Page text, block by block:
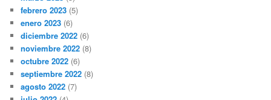
febrero 2023 (5)
enero 2023 (6)
diciembre 2022 (6)
noviembre 2022 (8)
octubre 2022 (6)
septiembre 2022 (8)
agosto 2022 (7)